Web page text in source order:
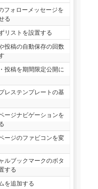
フォローメッセージを
る
リストを設置する
投稿の自動保存の回数
投稿を期間限定公開に
レステンプレートの基
ージナビゲーションを
ージのファビコンを変
ルブックマークのボタ
する
を追加する